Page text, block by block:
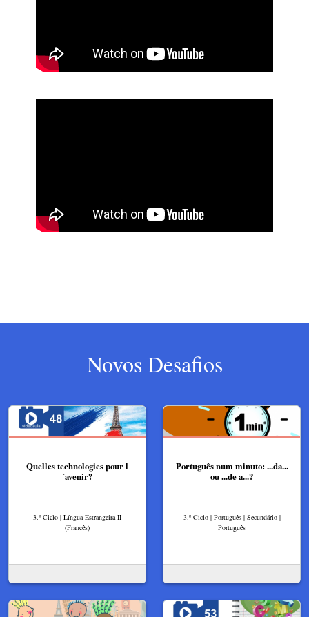
Novos Desafios
Quelles technologies pour l
´avenir?
3.º Ciclo | Língua Estrangeira II
(Francês)
Português num minuto: ...da...
ou ...de a...?
3.º Ciclo | Português | Secundário |
Português